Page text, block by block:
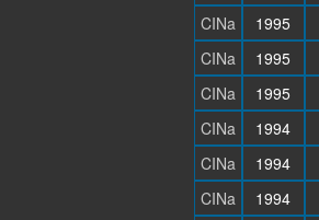
CINa
1995
CINa
1995
CINa
1995
CINa
1994
CINa
1994
CINa
1994